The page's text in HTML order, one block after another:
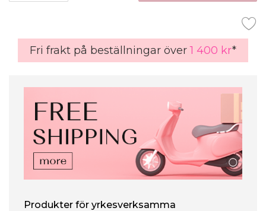
Fri frakt på beställningar över1 400 kr*
Produkter för yrkesverksamma